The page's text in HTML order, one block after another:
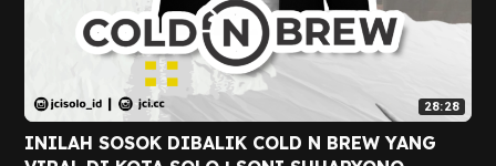
28:28
INILAH SOSOK DIBALIK COLD N BREW YANG